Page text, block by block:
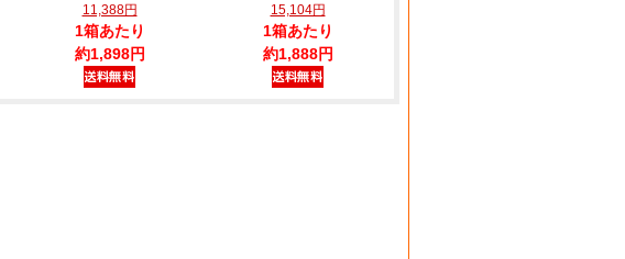
11,388円
1箱あたり
約1,898円
15,104円
1箱あたり
約1,888円